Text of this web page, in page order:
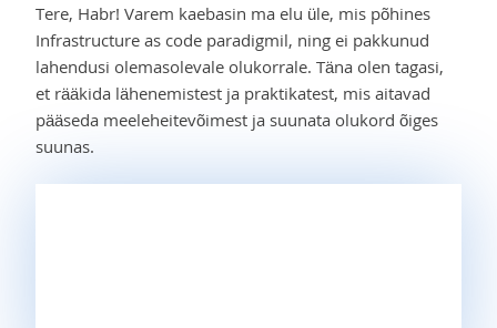
Tere, Habr! Varem kaebasin ma elu üle, mis põhines
Infrastructure as code paradigmil, ning ei pakkunud
lahendusi olemasolevale olukorrale. Täna olen tagasi,
et rääkida lähenemistest ja praktikatest, mis aitavad
pääseda meeleheitevõimest ja suunata olukord õiges
suunas.